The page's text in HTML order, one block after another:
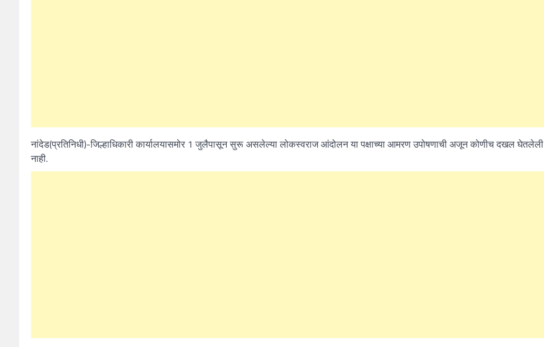
नांदेड(प्रतिनिधी)-जिल्हाधिकारी कार्यालयासमोर 1 जुलैपासून सुरू असलेल्या लोकस्वराज आंदोलन या पक्षाच्या आमरण उपोषणाची अजून कोणीच दखल घेतलेली
नाही.